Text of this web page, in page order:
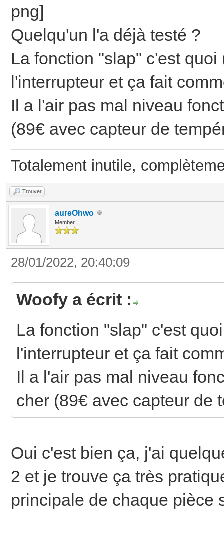
Quelqu'un l'a déjà testé ?
La fonction "slap" c'est
l'interrupteur et ça fait
Il a l'air pas mal niveau
(89€ avec capteur de
Totalement inutile,
Trouver
aureOhwo
Member
28/01/2022, 20:40:09
Woofy a écrit :
La fonction "slap" c'est
l'interrupteur et ça fait
Il a l'air pas mal niveau
cher (89€ avec capteur de
Oui c'est bien ça, j'ai
2 et je trouve ça très
principale de chaque pièce